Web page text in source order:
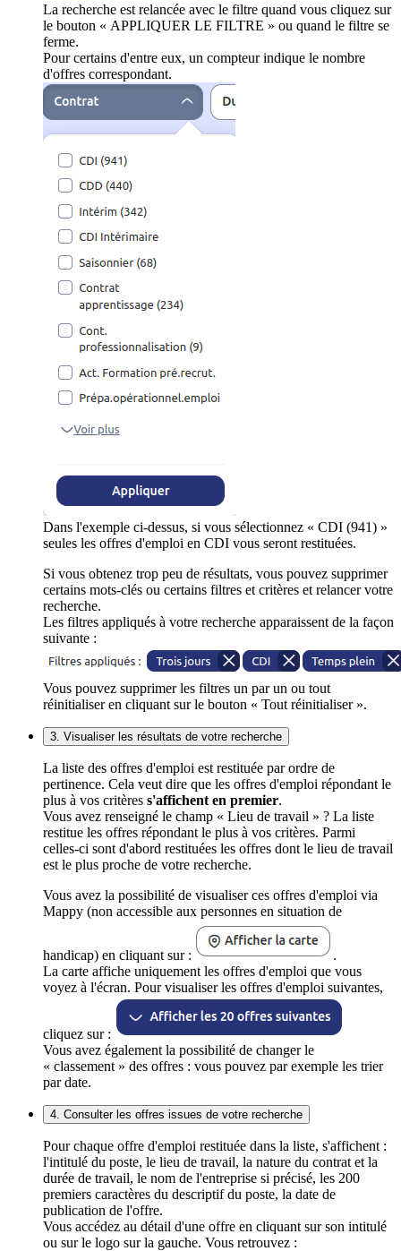
La recherche est relancée avec le filtre quand vous cliquez sur
le bouton « APPLIQUER LE FILTRE » ou quand le filtre se
ferme.
Pour certains d'entre eux, un compteur indique le nombre
d'offres correspondant.
Dans l'exemple ci-dessus, si vous sélectionnez « CDI (941) »
seules les offres d'emploi en CDI vous seront restituées.
Si vous obtenez trop peu de résultats, vous pouvez supprimer
certains mots-clés ou certains filtres et critères et relancer votre
recherche.
Les filtres appliqués à votre recherche apparaissent de la façon
suivante :
Vous pouvez supprimer les filtres un par un ou tout
réinitialiser en cliquant sur le bouton « Tout réinitialiser ».
3. Visualiser les résultats de votre recherche
La liste des offres d'emploi est restituée par ordre de
pertinence. Cela veut dire que les offres d'emploi répondant le
plus à vos critères s'affichent en premier.
Vous avez renseigné le champ « Lieu de travail » ? La liste
restitue les offres répondant le plus à vos critères. Parmi
celles-ci sont d'abord restituées les offres dont le lieu de travail
est le plus proche de votre recherche.
Vous avez la possibilité de visualiser ces offres d'emploi via
Mappy (non accessible aux personnes en situation de
handicap) en cliquant sur :
.
La carte affiche uniquement les offres d'emploi que vous
voyez à l'écran. Pour visualiser les offres d'emploi suivantes,
cliquez sur :
Vous avez également la possibilité de changer le
« classement » des offres : vous pouvez par exemple les trier
par date.
4. Consulter les offres issues de votre recherche
Pour chaque offre d'emploi restituée dans la liste, s'affichent :
l'intitulé du poste, le lieu de travail, la nature du contrat et la
durée de travail, le nom de l'entreprise si précisé, les 200
premiers caractères du descriptif du poste, la date de
publication de l'offre.
Vous accédez au détail d'une offre en cliquant sur son intitulé
ou sur le logo sur la gauche. Vous retrouvez :